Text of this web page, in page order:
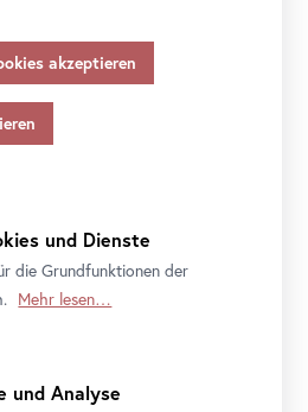
eines
gem.Art
gem.
auch hierfür.
Zwecke zulassen. Weitere
Ihren Rechten und
und der
finden Sie in unserer
und Dienste
die Grundfunktionen der
Mehr lesen…
und Analyse